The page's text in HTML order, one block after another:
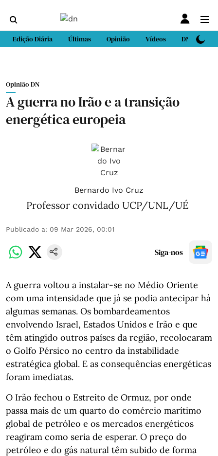
Edição Diária Últimas Opinião Vídeos DN Sport
Opinião DN
A guerra no Irão e a transição
energética europeia
Bernardo Ivo Cruz
Professor convidado UCP/UNL/UÉ
Publicado a: 09 Mar 2026, 00:01
Siga-nos
A guerra voltou a instalar-se no Médio Oriente
com uma intensidade que já se podia antecipar há
algumas semanas. Os bombardeamentos
envolvendo Israel, Estados Unidos e Irão e que
têm atingido outros países da região, recolocaram
o Golfo Pérsico no centro da instabilidade
estratégica global. E as consequências energéticas
foram imediatas.
O Irão fechou o Estreito de Ormuz, por onde
passa mais de um quarto do comércio marítimo
global de petróleo e os mercados energéticos
reagiram como seria de esperar. O preço do
petróleo e do gás natural têm subido de forma